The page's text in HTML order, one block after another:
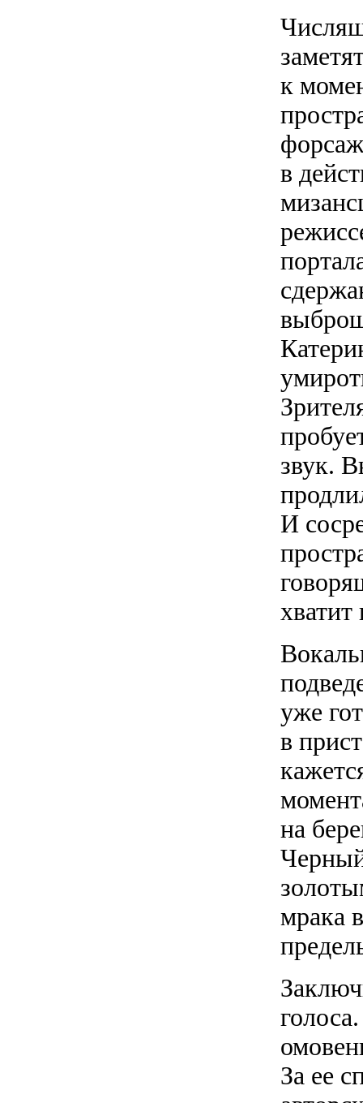
к
в
звук.
И
уже
в
на
мрака
За ее